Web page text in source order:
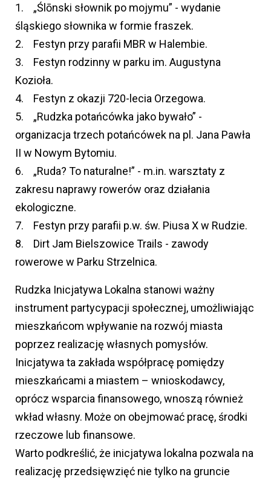
1. „Ślōnski słownik po mojymu” - wydanie
śląskiego słownika w formie fraszek.
2. Festyn przy parafii MBR w Halembie.
3. Festyn rodzinny w parku im. Augustyna
Kozioła.
4. Festyn z okazji 720-lecia Orzegowa.
5. „Rudzka potańcówka jako bywało” -
organizacja trzech potańcówek na pl. Jana Pawła
II w Nowym Bytomiu.
6. „Ruda? To naturalne!” - m.in. warsztaty z
zakresu naprawy rowerów oraz działania
ekologiczne.
7. Festyn przy parafii p.w. św. Piusa X w Rudzie.
8. Dirt Jam Bielszowice Trails - zawody
rowerowe w Parku Strzelnica.
Rudzka Inicjatywa Lokalna stanowi ważny
instrument partycypacji społecznej, umożliwiając
mieszkańcom wpływanie na rozwój miasta
poprzez realizację własnych pomysłów.
Inicjatywa ta zakłada współpracę pomiędzy
mieszkańcami a miastem – wnioskodawcy,
oprócz wsparcia finansowego, wnoszą również
wkład własny. Może on obejmować pracę, środki
rzeczowe lub finansowe.
Warto podkreślić, że inicjatywa lokalna pozwala na
realizację przedsięwzięć nie tylko na gruncie